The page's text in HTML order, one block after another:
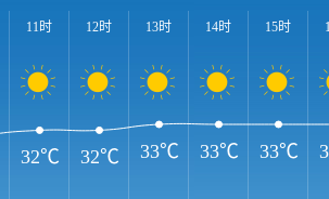
11时 12时 13时 14时 15时
32℃ 32℃ 33℃ 33℃ 33℃